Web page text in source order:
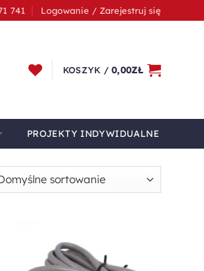
741 Logowanie / Zarejestruj się
KOSZYK /0,00ZŁ
PROJEKTY INDYWIDUALNE
ulubionych